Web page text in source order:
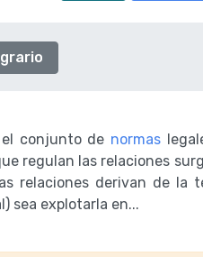
conjunto de normas
regulan las relaciones
relaciones derivan de
sea explotarla en...